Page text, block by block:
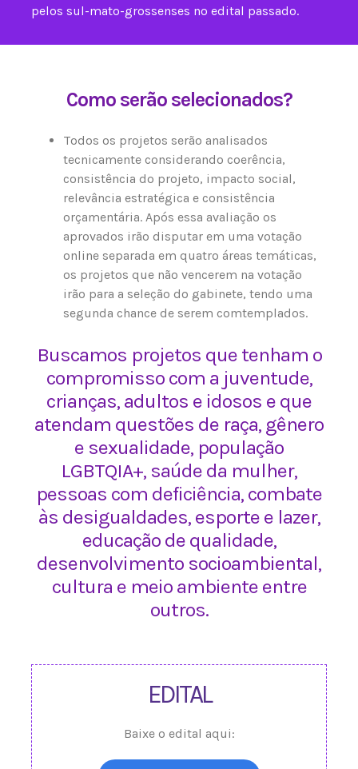
pelos sul-mato-grossenses no edital passado.
Como serão selecionados?
Todos os projetos serão analisados
tecnicamente considerando coerência,
consistência do projeto, impacto social,
relevância estratégica e consistência
orçamentária. Após essa avaliação os
aprovados irão disputar em uma votação
online separada em quatro áreas temáticas,
os projetos que não vencerem na votação
irão para a seleção do gabinete, tendo uma
segunda chance de serem comtemplados.
Buscamos projetos que tenham o
compromisso com a juventude,
crianças, adultos e idosos e que
atendam questões de raça, gênero
e sexualidade, população
LGBTQIA+, saúde da mulher,
pessoas com deficiência, combate
às desigualdades, esporte e lazer,
educação de qualidade,
desenvolvimento socioambiental,
cultura e meio ambiente entre
outros.
EDITAL
Baixe o edital aqui: